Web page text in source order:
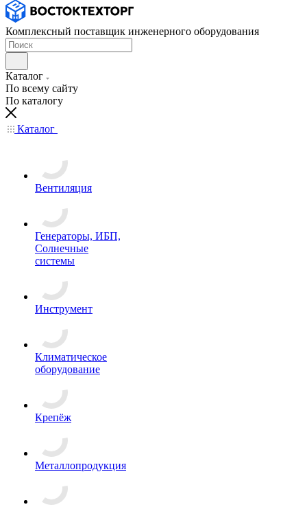
Комплексный поставщик инженерного оборудования
Каталог
По всему сайту
По каталогу
Каталог
Вентиляция
Генераторы, ИБП,
Солнечные
системы
Инструмент
Климатическое
оборудование
Крепёж
Металлопродукция